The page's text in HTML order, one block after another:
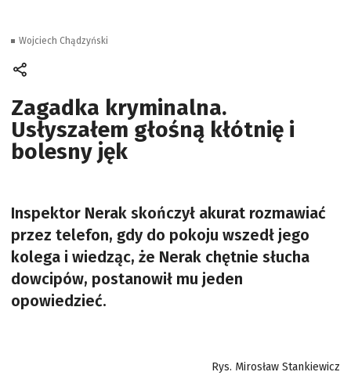
Zagadka kryminalna.
Usłyszałem głośną kłótnię i
bolesny jęk
Inspektor Nerak skończył akurat rozmawiać
przez telefon, gdy do pokoju wszedł jego
kolega i wiedząc, że Nerak chętnie słucha
dowcipów, postanowił mu jeden
opowiedzieć.
Rys. Mirosław Stankiewicz
Wojciech Chądzyński